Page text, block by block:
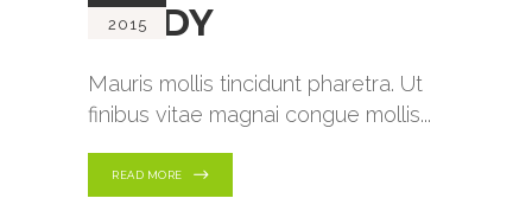
2015
STUDY
Mauris mollis tincidunt pharetra. Ut
finibus vitae magnai congue mollis
READ MORE